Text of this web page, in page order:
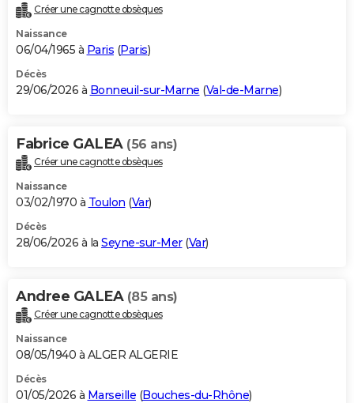
Dictionnaire
Biographies
Citations
Expressions
Proverbes
PROGRAMME TV
S'inscrire
Se connecter
Lycées
Collèges
Primaires
Universités
Entreprises
Service militaire
Avis de recherche
AVIS DE DÉCÈS
Bricolage
Lifestyle
Culture
Sport
Auto
Television
Voyage
Cinema
Créer une cagnotte obsèques
Naissance
06/04/1965 à Paris (Paris)
Décès
29/06/2026 à Bonneuil-sur-Marne (Val-de-Marne)
Fabrice GALEA (56 ans)
Créer une cagnotte obsèques
Naissance
03/02/1970 à Toulon (Var)
Décès
28/06/2026 à la Seyne-sur-Mer(Var)
Andree GALEA (85 ans)
Créer une cagnotte obsèques
Naissance
08/05/1940 à ALGER ALGERIE
Décès
01/05/2026 à Marseille (Bouches-du-Rhône)